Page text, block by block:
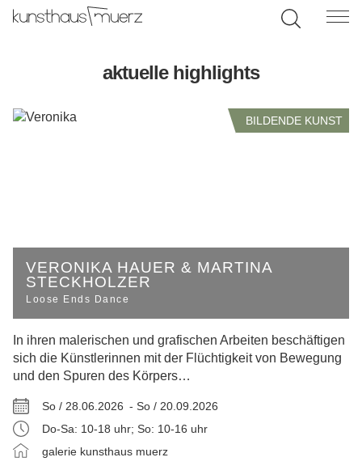
aktuelle highlights
BILDENDE KUNST
VERONIKA HAUER & MARTINA
STECKHOLZER
Loose Ends Dance
In ihren malerischen und grafischen Arbeiten beschäftigen
sich die Künstlerinnen mit der Flüchtigkeit von Bewegung
und den Spuren des Körpers…
So / 28.06.2026 - So / 20.09.2026
Do-Sa: 10-18 uhr; So: 10-16 uhr
galerie kunsthaus muerz